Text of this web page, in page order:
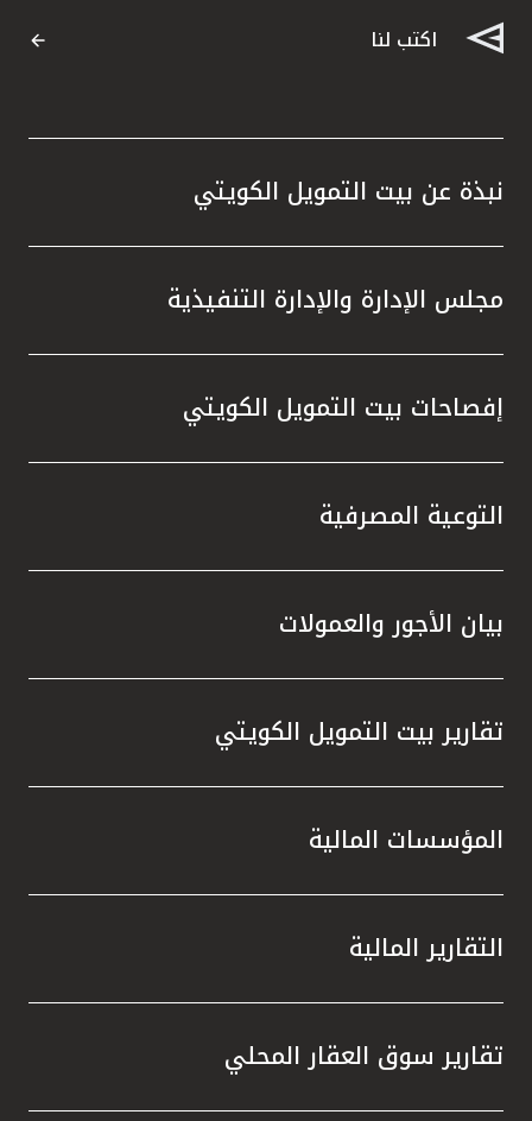
اكتب لنا
نبذة عن بيت التمويل الكويتي
مجلس الإدارة والإدارة التنفيذية
إفصاحات بيت التمويل الكويتي
التوعية المصرفية
بيان الأجور والعمولات
تقارير بيت التمويل الكويتي
المؤسسات المالية
التقارير المالية
تقارير سوق العقار المحلي